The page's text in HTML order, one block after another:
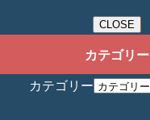
CLOSE
カテゴリー
カテゴリー